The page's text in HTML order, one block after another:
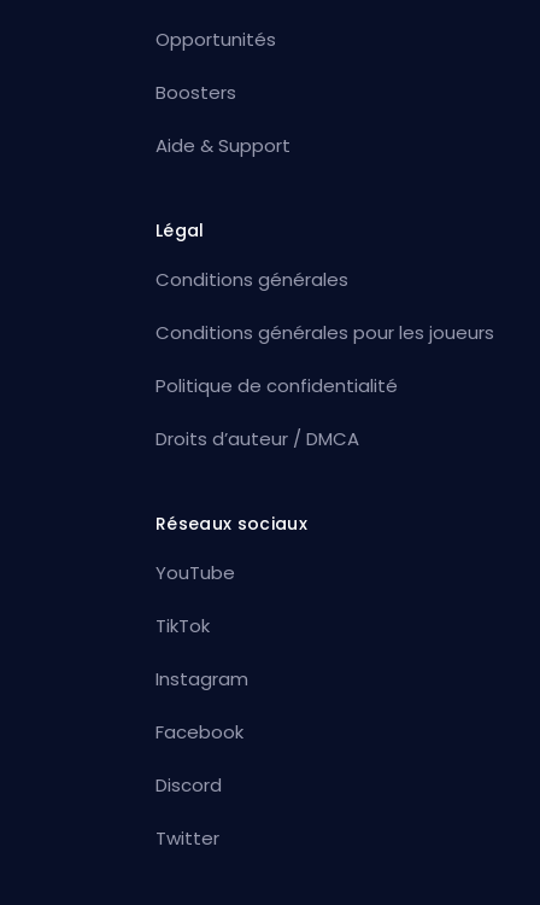
Opportunités
Boosters
Aide & Support
Légal
Conditions générales
Conditions générales pour les joueurs
Politique de confidentialité
Droits d’auteur / DMCA
Réseaux sociaux
YouTube
TikTok
Instagram
Facebook
Discord
Twitter